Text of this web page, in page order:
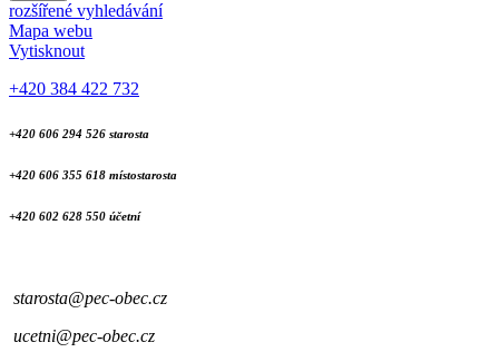
rozšířené vyhledávání
Mapa webu
Vytisknout
+420 384 422 732
+420 606 294 526 starosta
+420 606 355 618 místostarosta
+420 602 628 550 účetní
starosta@pec-obec.cz
ucetni@pec-obec.cz